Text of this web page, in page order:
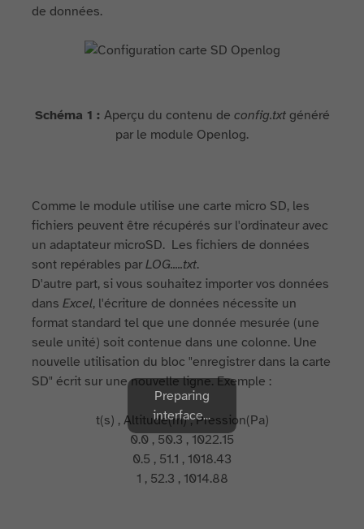
de données.
Schéma 1 : Aperçu du contenu de config.txtgénéré
par le module Openlog.
Comme le module utilise une carte micro SD, les
fichiers peuvent être récupérés sur l'ordinateur avec
un adaptateur microSD. Les fichiers de données
sont repérables parLOG.....txt.
D'autre part, si vous souhaitez importer vos données
dansExcel, l'écriture de données nécessite un
format standard tel que une donnée mesurée (une
seule unité) soit contenue dans une colonne. Une
nouvelle utilisation du bloc "enregistrer dans la carte
SD" écrit sur une nouvelle ligne. Exemple :
t(s) , Altitude(m) , Pression(Pa)
0.0 , 50.3 , 1022.15
0.5 , 51.1 , 1018.43
1 , 52.3 , 1014.88
Preparing
interface...